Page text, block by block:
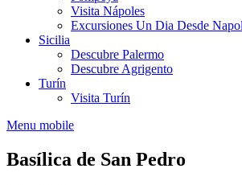
Visita Nápoles
Excursiones Un Dia Desde
Sicilia
Descubre Palermo
Descubre Agrigento
Turín
Visita Turín
Menu mobile
Basílica de San Pedro